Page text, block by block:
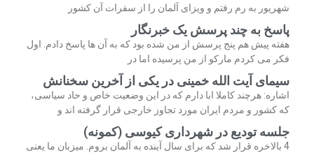
شهریور به رم رفتم و ویزای آلمان را از سفرات آن کشور
پاسخ به چند پرسش یک خبرنگار
هفته پیش هم پنج پرسش از من شده بود که به آن ها پاسخ دادم. اول
فکر می کردم مارکو از من پرسیده اما در
سیمای آیت الله خمینی در یکی از آخرین سخنانش
اشاره: هرچند کاملا ابا دارم که در این وضعیت خاص و حاد سیاسی،
که کشور و مردم ایران مورد تجاوز خارجی قرار گرفته اند و
جلسه تودیع در شهرداری کیوسی (کمونه)
4 بالاخره قرار شد که برای سال آینده به آلمان بروم. میزبان ما یعنی